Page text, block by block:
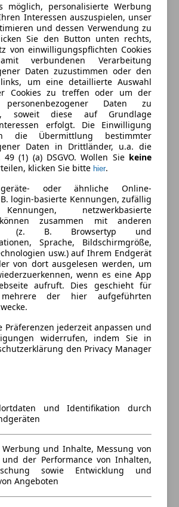
möglich, personalisierte Werbung
Interessen auszuspielen, unser
und dessen Verwendung zu
Sie den Button unten rechts,
von einwilligungspflichten Cookies
verbundenen Verarbeitung
Daten zuzustimmen oder den
um eine detaillierte Auswahl
Cookies zu treffen oder um der
personenbezogener Daten zu
soweit diese auf Grundlage
erfolgt. Die Einwilligung
die Übermittlung bestimmter
Daten in Drittländer, u.a. die
(1) (a) DSGVO. Wollen Sie keine
klicken Sie bitte hier.
oder ähnliche Online-
login-basierte Kennungen, zufällig
netzwerkbasierte
zusammen mit anderen
(z. B. Browsertyp und
Sprache, Bildschirmgröße,
usw.) auf Ihrem Endgerät
von dort ausgelesen werden, um
wenn es eine App
aufruft. Dies geschieht für
der hier aufgeführten
Präferenzen jederzeit anpassen und
widerrufen, indem Sie in
den Privacy Manager
und Identifikation durch
Werbung und Inhalte, Messung von
der Performance von Inhalten,
sowie Entwicklung und
Angeboten